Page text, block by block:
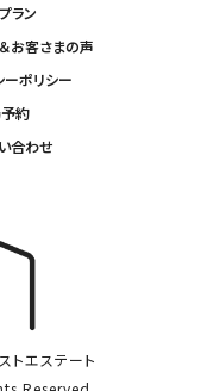
ラン
お客さまの声
ーポリシー
約
合わせ
エステート